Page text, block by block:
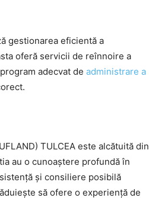
gestionarea eficientă a
oferă servicii de reînnoire a
adecvat de administrare a
TULCEA este alcătuită din
au o cunoaștere profundă în
și consiliere posibilă
să ofere o experiență de